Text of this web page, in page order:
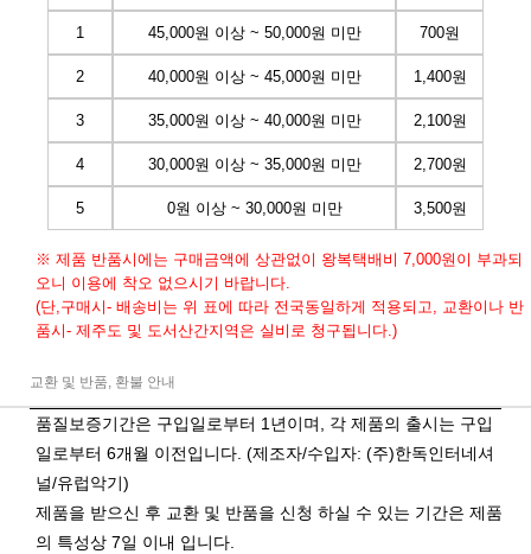
1 45,000원 이상 ~ 50,000원 미만 700원
2 40,000원 이상 ~ 45,000원 미만 1,400원
3 35,000원 이상 ~ 40,000원 미만 2,100원
4 30,000원 이상 ~ 35,000원 미만 2,700원
5 0원 이상 ~ 30,000원 미만 3,500원
※ 제품 반품시에는 구매금액에 상관없이 왕복택배비 7,000원이 부과되
오니 이용에 착오 없으시기 바랍니다.
(단,구매시- 배송비는 위 표에 따라 전국동일하게 적용되고, 교환이나 반
품시- 제주도 및 도서산간지역은 실비로 청구됩니다.)
교환 및 반품, 환불 안내
품질보증기간은 구입일로부터 1년이며, 각 제품의 출시는 구입
일로부터 6개월 이전입니다. (제조자/수입자: (주)한독인터네셔
널/유럽악기)
제품을 받으신 후 교환 및 반품을 신청 하실 수 있는 기간은 제품
의 특성상 7일 이내 입니다.